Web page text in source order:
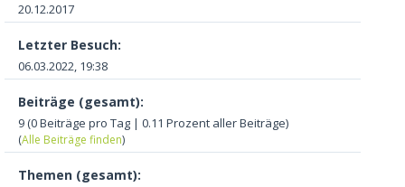
20.12.2017
Letzter Besuch:
06.03.2022, 19:38
Beiträge (gesamt):
9 (0 Beiträge pro Tag | 0.11 Prozent aller Beiträge)
(Alle Beiträge finden)
Themen (gesamt):